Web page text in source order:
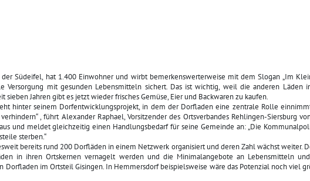
Südeifel, hat 1.400 Einwohner und wirbt bemerkenswerterweise mit dem Slogan „Im
Versorgung mit gesunden Lebensmitteln sichert. Das ist wichtig, weil die anderen Läden
sieben Jahren gibt es jetzt wieder frisches Gemüse, Eier und Backwaren zu kaufen.
hinter seinem Dorfentwicklungsprojekt, in dem der Dorfladen eine zentrale Rolle
, führt Alexander Raphael, Vorsitzender des Ortsverbandes Rehlingen-Siersburg
und meldet gleichzeitig einen Handlungsbedarf für seine Gemeinde an: „Die
sterben.“
bereits rund 200 Dorfläden in einem Netzwerk organisiert und deren Zahl wächst weiter.
in ihren Ortskernen vernagelt werden und die Minimalangebote an Lebensmitteln
Dorfladen im Ortsteil Gisingen. In Hemmersdorf beispielsweise wäre das Potenzial noch viel